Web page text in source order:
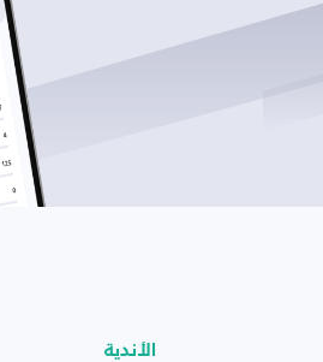
الأندية